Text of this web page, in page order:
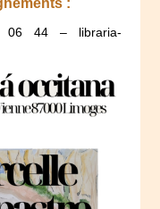
06 44 – libraria-